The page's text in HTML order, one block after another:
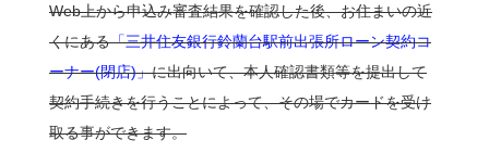
Web上から申込み審査結果を確認した後、お住まいの近
くにある「三井住友銀行鈴蘭台駅前出張所ローン契約コ
ーナー(閉店)」に出向いて、本人確認書類等を提出して
契約手続きを行うことによって、その場でカードを受け
取る事ができます。